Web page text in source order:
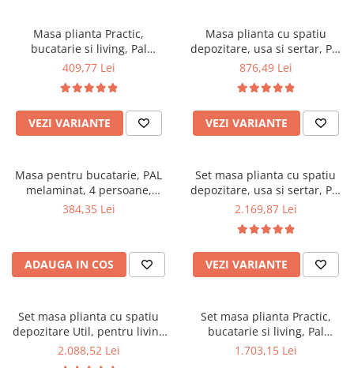
Masa plianta Practic,
bucatarie si living, Pal
Melaminat, insertii lemn
rotunjite, 120x74x75 cm,
stejar sonoma
409,77 Lei
VEZI VARIANTE
Masa plianta cu spatiu
depozitare, usa si sertar, Pal
Melaminat, structura lemn
160x96x80 cm, fag
876,49 Lei
VEZI VARIANTE
Masa pentru bucatarie, PAL
melaminat, 4 persoane,
100x60x73 cm, stejar
384,35 Lei
ADAUGA IN COS
Set masa plianta cu spatiu
depozitare, usa si sertar, Pal
Melaminat, 160x96x80 cm si 6
cu piele ecologica, fag
2.169,87 Lei
VEZI VARIANTE
Set masa plianta cu spatiu
depozitare Util, pentru living
si bucatarie, PAL, structura
2.088,52 Lei
Set masa plianta Practic,
bucatarie si living, Pal
Melaminat, insertii lemn
1.703,15 Lei